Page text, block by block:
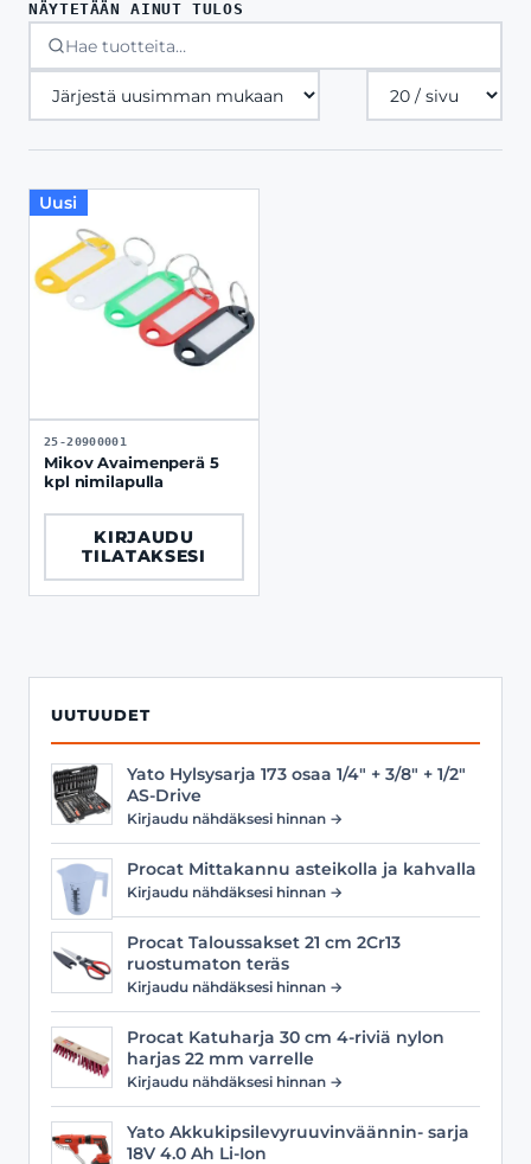
UUTUUDET
Yato Hylsysarja 173 osaa 1/4" + 3/8" + 1/2"
AS-Drive
Kirjaudu nähdäksesi hinnan →
Procat Mittakannu asteikolla ja kahvalla
Kirjaudu nähdäksesi hinnan →
Procat Taloussakset 21 cm 2Cr13
ruostumaton teräs
Kirjaudu nähdäksesi hinnan →
Procat Katuharja 30 cm 4-riviä nylon
harjas 22 mm varrelle
Kirjaudu nähdäksesi hinnan →
Yato Akkukipsilevyruuvinväännin- sarja
18V 4.0 Ah Li-Ion
NÄYTETÄÄN AINUT TULOS
Tuotteita
sivulla
Uusi
25-20900001
Mikov Avaimenperä 5
kpl nimilapulla
KIRJAUDU
TILATAKSESI